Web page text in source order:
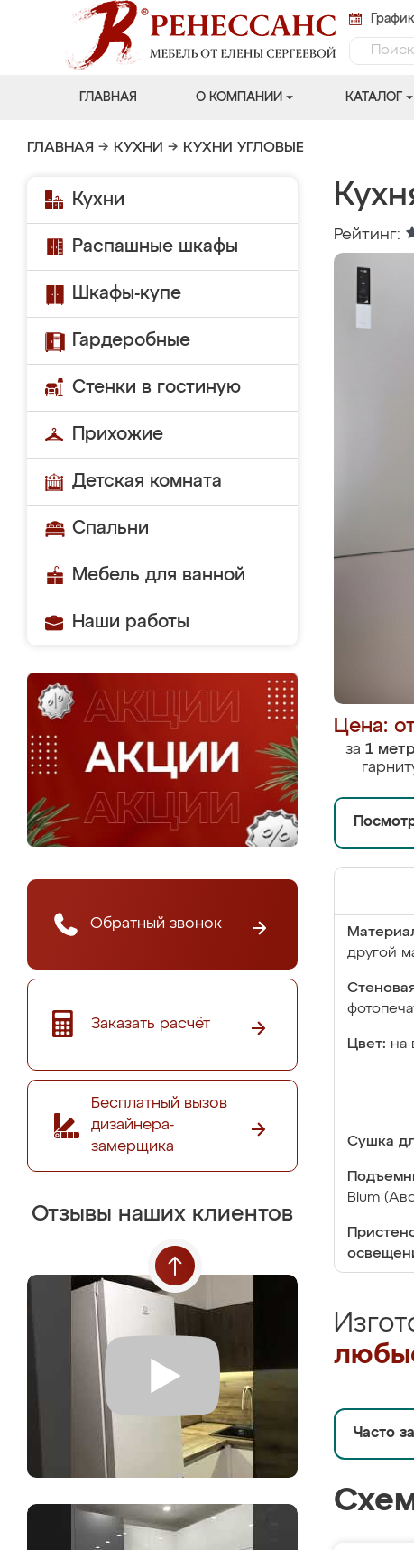
ГЛАВНАЯ О КОМПАНИИ КАТАЛОГ
ГЛАВНАЯ → КУХНИ → КУХНИ УГЛОВЫЕ
Кухни
Распашные шкафы
Шкафы-купе
Гардеробные
Стенки в гостиную
Прихожие
Детская комната
Спальни
Мебель для ванной
Наши работы
Обратный звонок
Заказать расчёт
Бесплатный вызов
дизайнера-
замерщика
Отзывы наших клиентов
Рейтинг:
Цена:
за 1
другой
Цвет: на
Сушка
Blum
Часто